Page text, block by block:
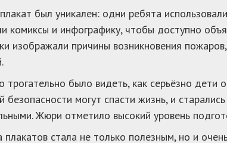
был уникален: одни ребята
комиксы и инфографику, чтобы доступно
изображали причины возникновения
трогательно было видеть, как серьёзно дети
безопасности могут спасти жизнь, и
Жюри отметило высокий уровень
плакатов стала не только полезным, но и